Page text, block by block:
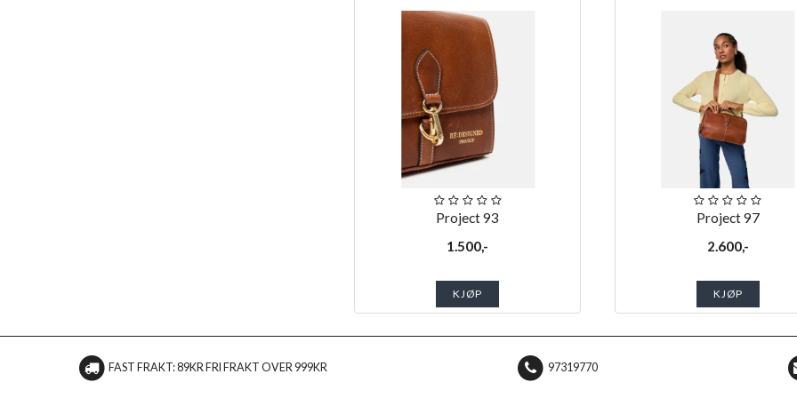
Project 93
1.500,-
KJØP
Project 97
2.600,-
KJØP
FAST FRAKT: 89KR FRI FRAKT OVER 999KR 97319770